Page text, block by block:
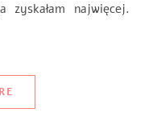
zyskałam najwięcej.